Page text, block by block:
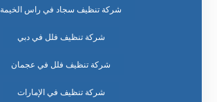
شركة تنظيف سجاد في راس الخيمة
شركة تنظيف فلل في دبي
شركة تنظيف فلل في عجمان
شركة تنظيف في الإمارات